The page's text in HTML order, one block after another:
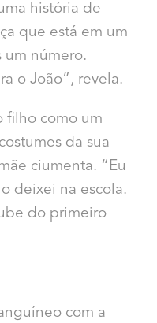
história de
que está em um
um número.
o João”, revela.
filho como um
da sua
ciumenta. “Eu
deixei na escola.
do primeiro
com a